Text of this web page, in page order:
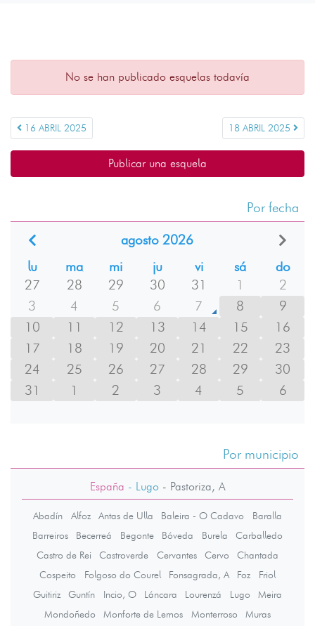
No se han publicado esquelas todavía
16 ABRIL 2025 18 ABRIL 2025
Publicar una esquela
Por fecha
agosto 2026
lu
ma mi ju vi sá
do
27
28 29 30 31 1
2
3
4 5 6 7 8
9
10
11 12 13 14 15
16
17
18 19 20 21 22
23
24
25 26 27 28 29
30
31
1 2 3 4 5 6
Por municipio
España - Lugo- Pastoriza, A
Abadín Alfoz Antas de Ulla Baleira - O Cadavo
Baralla
Barreiros
Becerreá Begonte Bóveda Burela
Carballedo
Castro de Rei
Castroverde Cervantes Cervo
Chantada
Cospeito
Folgoso do Courel Fonsagrada, A Foz
Friol
Guitiriz
Guntín Incio, O Láncara Lourenzá Lugo
Meira
Mondoñedo
Monforte de Lemos Monterroso
Muras